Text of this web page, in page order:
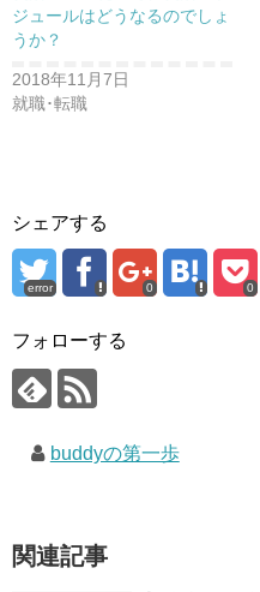
ジュールはどうなるのでしょ
うか？
2018年11月7日
就職･転職
シェアする
error 0 0
フォローする
buddyの第一歩
関連記事